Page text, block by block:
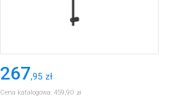
267,95 zł
Cena katalogowa: 459,90 zł